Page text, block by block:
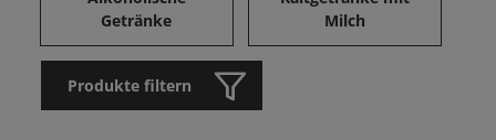
Getränke
Milch
Produkte filtern